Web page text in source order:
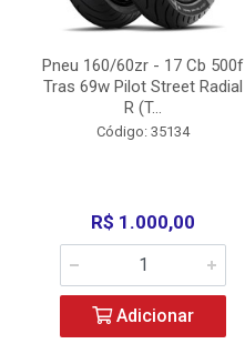
Pneu 160/60zr - 17 Cb 500f
Tras 69w Pilot Street Radial
R (T...
Código: 35134
R$ 1.000,00
Adicionar